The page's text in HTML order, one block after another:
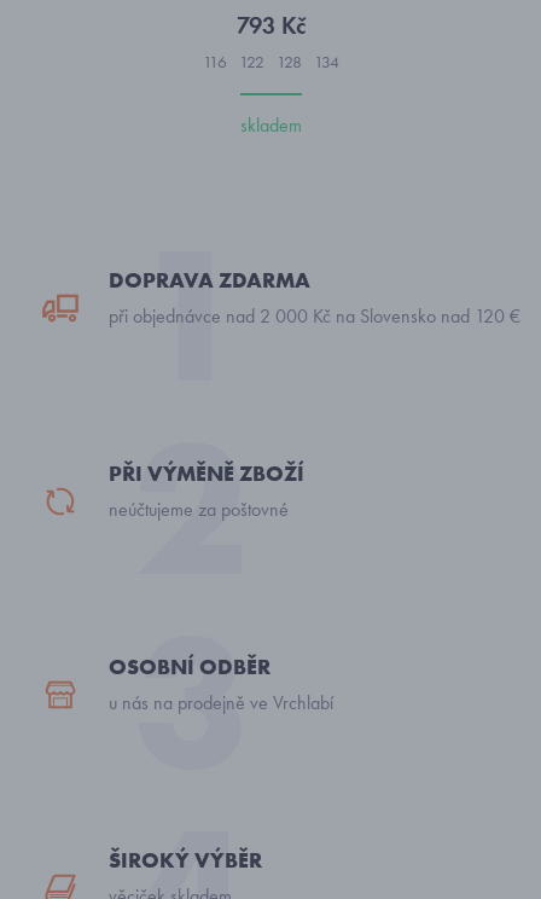
793 Kč
116 122 128 134
skladem
DOPRAVA ZDARMA
při objednávce nad 2 000 Kč na Slovensko nad 120 €
PŘI VÝMĚNĚ ZBOŽÍ
neúčtujeme za poštovné
OSOBNÍ ODBĚR
u nás na prodejně ve Vrchlabí
ŠIROKÝ VÝBĚR